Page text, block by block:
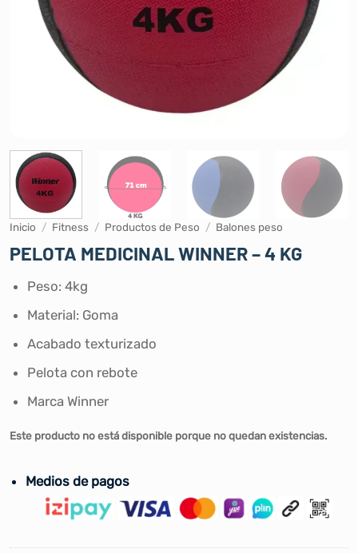
Inicio / Fitness / Productos de Peso / Balones peso
PELOTA MEDICINAL WINNER – 4 KG
Peso: 4kg
Material: Goma
Acabado texturizado
Pelota con rebote
Marca Winner
Este producto no está disponible porque no quedan existencias.
Medios de pagos